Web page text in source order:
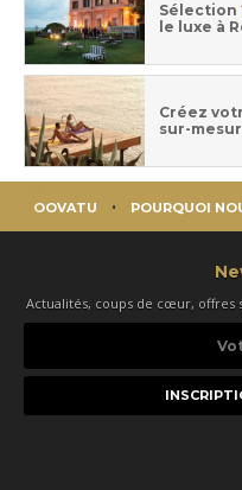
Sélection
le luxe à
Créez
sur-
OOVATU POURQUOI
Actualités, coups de cœur, offres
e-